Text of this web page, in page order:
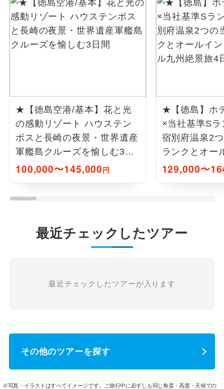
★【徳島空港/基本】花と光
の感動リゾート ハウステン
ボスと長崎の夜景・世界遺産
軍艦島クルーズを愉しむ3日
間
100,000〜145,000円
★【徳島】ホ
×当社基準S
宿別府温泉2
ランクとオー
ブホテル九州
129,000〜
最近チェックしたツアー
最近チェックしたツアーが入ります
その他のツアーを探す
※写真・イラストはすべてイメージです。ご旅行中に必ずしも同じ角度・高度・天候での